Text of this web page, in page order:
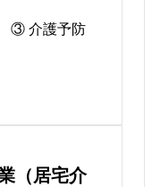
介護予防
（居宅介